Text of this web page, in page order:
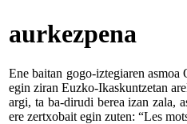
aurkezpena
Ene baitan gogo-iztegiaren
egin ziran Euzko-Ikaskuntzetan
argi, ta ba-dirudi berea izan zala,
ere zertxobait egin zuten: “Les